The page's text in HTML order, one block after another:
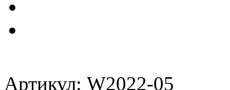
Артикул: W2022-05